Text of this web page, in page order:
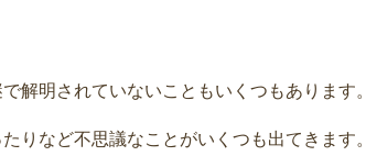
解明されていないこともいくつもあります。
りなど不思議なことがいくつも出てきます。